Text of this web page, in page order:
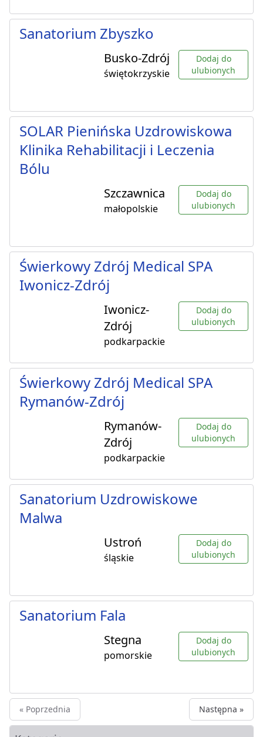
Sanatorium Zbyszko
Busko-Zdrój
świętokrzyskie
Dodaj do
ulubionych
SOLAR Pienińska Uzdrowiskowa
Klinika Rehabilitacji i Leczenia
Bólu
Szczawnica
małopolskie
Dodaj do
ulubionych
Świerkowy Zdrój Medical SPA
Iwonicz-Zdrój
Iwonicz-
Zdrój
podkarpackie
Dodaj do
ulubionych
Świerkowy Zdrój Medical SPA
Rymanów-Zdrój
Rymanów-
Zdrój
podkarpackie
Dodaj do
ulubionych
Sanatorium Uzdrowiskowe
Malwa
Ustroń
śląskie
Dodaj do
ulubionych
Sanatorium Fala
Stegna
pomorskie
Dodaj do
ulubionych
« Poprzednia Następna »